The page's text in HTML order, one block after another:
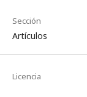
Sección
Artículos
Licencia